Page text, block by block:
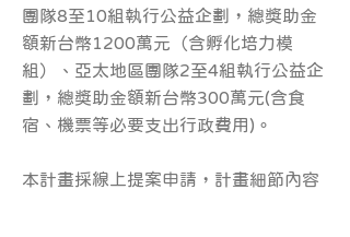
團隊8至10組執行公益企劃，總獎助金
額新台幣1200萬元（含孵化培力模
組）、亞太地區團隊2至4組執行公益企
劃，總獎助金額新台幣300萬元(含食
宿、機票等必要支出行政費用)。
本計畫採線上提案申請，計畫細節內容